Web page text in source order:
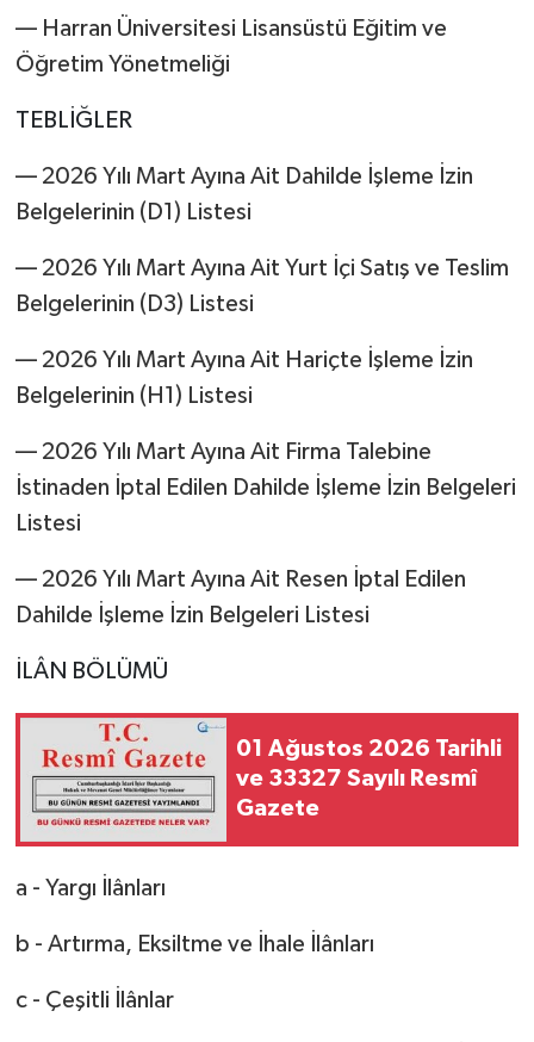
–– Harran Üniversitesi Lisansüstü Eğitim ve
Öğretim Yönetmeliği
TEBLİĞLER
–– 2026 Yılı Mart Ayına Ait Dahilde İşleme İzin
Belgelerinin (D1) Listesi
–– 2026 Yılı Mart Ayına Ait Yurt İçi Satış ve Teslim
Belgelerinin (D3) Listesi
–– 2026 Yılı Mart Ayına Ait Hariçte İşleme İzin
Belgelerinin (H1) Listesi
–– 2026 Yılı Mart Ayına Ait Firma Talebine
İstinaden İptal Edilen Dahilde İşleme İzin Belgeleri
Listesi
–– 2026 Yılı Mart Ayına Ait Resen İptal Edilen
Dahilde İşleme İzin Belgeleri Listesi
İLÂN BÖLÜMÜ
01 Ağustos 2026 Tarihli
ve 33327 Sayılı Resmî
Gazete
a - Yargı İlânları
b - Artırma, Eksiltme ve İhale İlânları
c - Çeşitli İlânlar